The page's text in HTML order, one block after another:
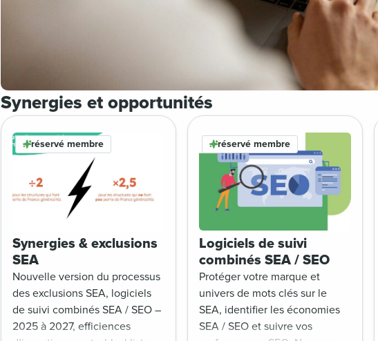
Synergies et opportunités
réservé membre
Synergies & exclusions
SEA
Nouvelle version du processus
des exclusions SEA, logiciels
de suivi combinés SEA / SEO –
2025 à 2027, efficiences
réservé membre
Logiciels de suivi
combinés SEA / SEO
Protéger votre marque et
univers de mots clés sur le
SEA, identifier les économies
SEA / SEO et suivre vos